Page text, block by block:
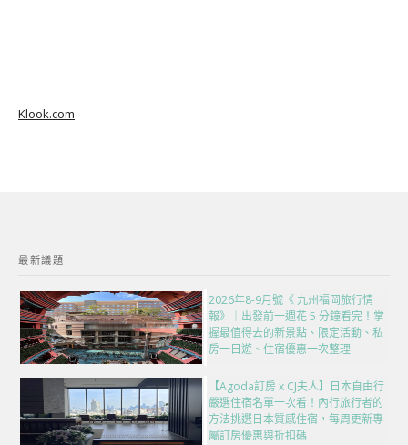
Klook.com
最新議題
2026年8-9月號《 九州福岡旅行情
報》｜出發前一週花 5 分鐘看完！掌
握最值得去的新景點、限定活動、私
房一日遊、住宿優惠一次整理
【Agoda訂房 x CJ夫人】日本自由行
嚴選住宿名單一次看！內行旅行者的
方法挑選日本質感住宿，每周更新專
屬訂房優惠與折扣碼